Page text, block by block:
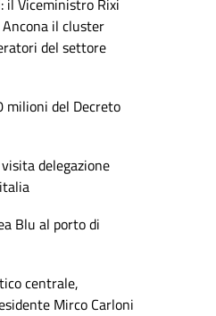
il cluster
del settore
del Decreto
delegazione
Blu al porto di
centrale,
Mirco Carloni